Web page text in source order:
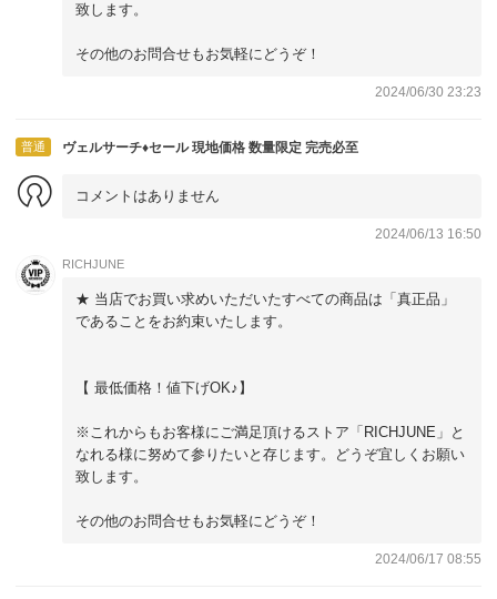
致します。
その他のお問合せもお気軽にどうぞ！
2024/06/30 23:23
普通 ヴェルサーチ♦セール 現地価格 数量限定 完売必至
コメントはありません
2024/06/13 16:50
RICHJUNE
★ 当店でお買い求めいただいたすべての商品は「真正品」
であることをお約束いたします。
【 最低価格！値下げOK♪】
※これからもお客様にご満足頂けるストア「RICHJUNE」と
なれる様に努めて参りたいと存じます。どうぞ宜しくお願い
致します。
その他のお問合せもお気軽にどうぞ！
2024/06/17 08:55